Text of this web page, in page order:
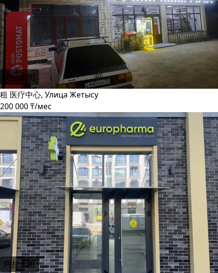
阿拉木图
租 医疗中心, Улица Жетысу
200 000 ₸/мес
阿拉木图